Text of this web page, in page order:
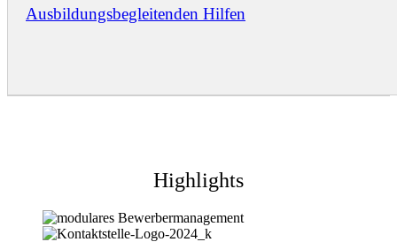
Ausbildungsbegleitenden Hilfen
Highlights